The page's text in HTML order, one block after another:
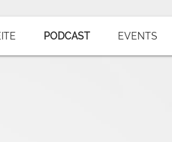
PODCAST EVENTS